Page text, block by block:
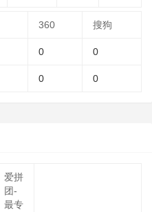
360 搜狗
0 0
0 0
爱拼
团-
最专